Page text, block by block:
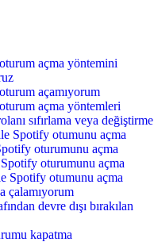
açma yöntemini
açamıyorum
açma yöntemleri
sıfırlama veya değiştirme
Spotify otumunu açma
oturumunu açma
oturumunu açma
Spotify otumunu açma
çalamıyorum
devre dışı bırakılan
kapatma